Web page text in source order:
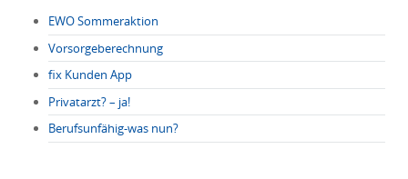
EWO Sommeraktion
Vorsorgeberechnung
fix Kunden App
Privatarzt? – ja!
Berufsunfähig-was nun?